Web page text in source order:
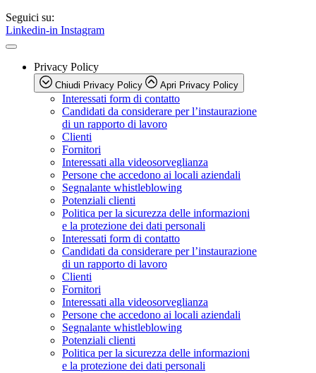
Seguici su:
Linkedin-in Instagram
Privacy Policy
Chiudi Privacy Policy Apri Privacy Policy
Interessati form di contatto
Candidati da considerare per l’instaurazione
di un rapporto di lavoro
Clienti
Fornitori
Interessati alla videosorveglianza
Persone che accedono ai locali aziendali
Segnalante whistleblowing
Potenziali clienti
Politica per la sicurezza delle informazioni
e la protezione dei dati personali
Interessati form di contatto
Candidati da considerare per l’instaurazione
di un rapporto di lavoro
Clienti
Fornitori
Interessati alla videosorveglianza
Persone che accedono ai locali aziendali
Segnalante whistleblowing
Potenziali clienti
Politica per la sicurezza delle informazioni
e la protezione dei dati personali